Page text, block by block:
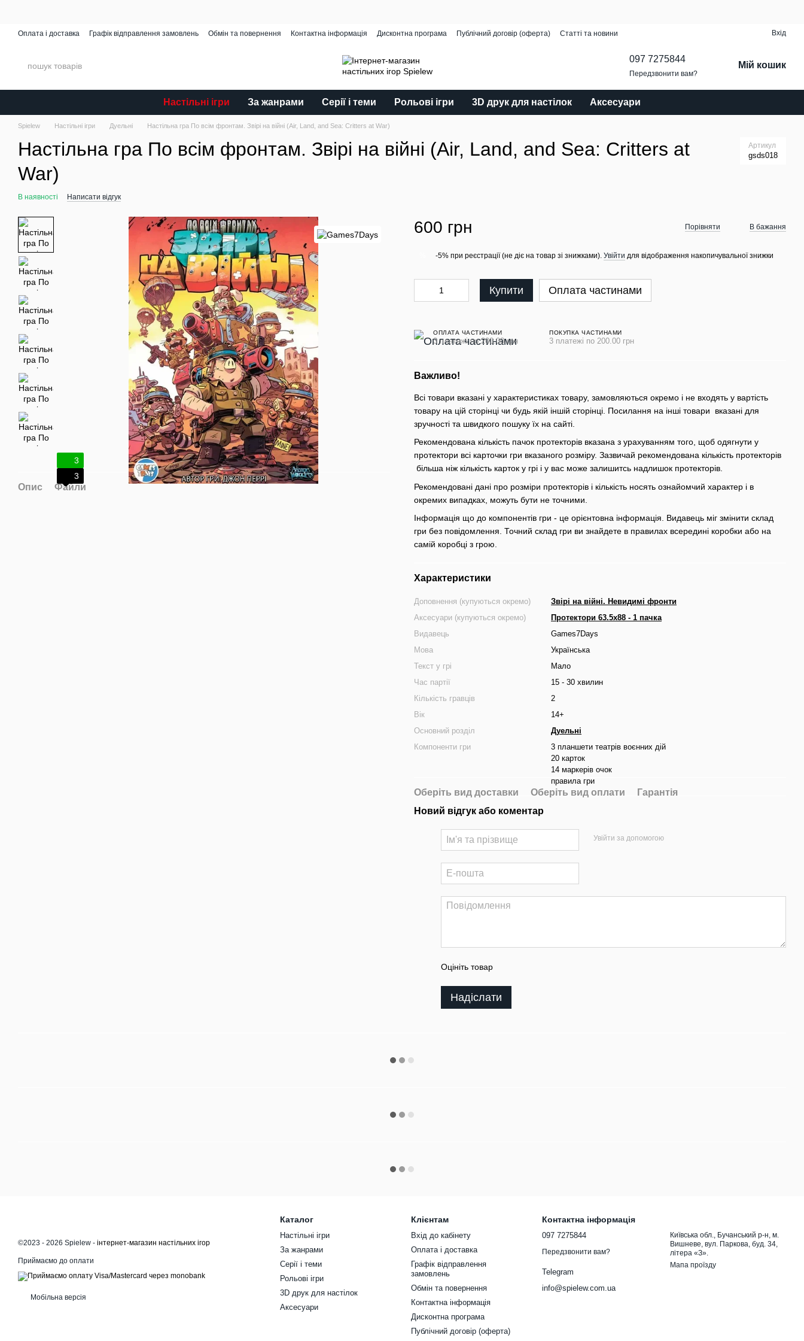
Оплата і доставка Графік відправлення замовлень Обмін та повернення Контактна інформація Дисконтна програма Публічний договір (оферта)
Статті та новини
Вхід
097 7275844
Передзвонити вам?
Мій кошик
Настільні ігри За жанрами Серії і теми Рольові ігри 3D друк для настілок Аксесуари
Spielew Настільні ігри Дуельні Настільна гра По всім фронтам. Звірі на війні (Air, Land, and Sea: Critters at War)
Настільна гра По всім фронтам. Звірі на війні (Air, Land, and Sea: Critters at
War)
Артикул
gsds018
В наявності Написати відгук
3
3
Опис Файли
600 грн Порівняти В бажання
-5% при реєстрації (не діє на товар зі знижками). Увійти для відображення накопичувальної знижки
Купити Оплата частинами
ОПЛАТА ЧАСТИНАМИ
3 платежі по 200.00 грн
ПОКУПКА ЧАСТИНАМИ
3 платежі по 200.00 грн
Важливо!
Всі товари вказані у характеристиках товару, замовляються окремо і не входять у вартість
товару на цій сторінці чи будь якій іншій сторінці. Посилання на інші товари вказані для
зручності та швидкого пошуку їх на сайті.
Рекомендована кількість пачок протекторів вказана з урахуванням того, щоб одягнути у
протектори всі карточки гри вказаного розміру. Зазвичай рекомендована кількість протекторів
більша ніж кількість карток у грі і у вас може залишитсь надлишок протекторів.
Рекомендовані дані про розміри протекторів і кількість носять ознайомчий характер і в
окремих випадках, можуть бути не точними.
Інформація що до компонентів гри - це орієнтовна інформація. Видавець міг змінити склад
гри без повідомлення. Точний склад гри ви знайдете в правилах всередині коробки або на
самій коробці з грою.
Характеристики
Доповнення (купуються окремо)
Звірі на війні. Невидимі фронти
Аксесуари (купуються окремо)
Протектори 63.5x88 - 1 пачка
Видавець
Games7Days
Мова
Українська
Текст у грі
Мало
Час партії
15 - 30 хвилин
Кількість гравців
2
Вік
14+
Основний розділ
Дуельні
Компоненти гри
3 планшети театрів воєнних дій
20 карток
14 маркерів очок
правила гри
Оберіть вид доставки Оберіть вид оплати
Гарантія
Новий відгук або коментар
Увійти за допомогою
Оцініть товар
Надіслати
©2023 - 2026 Spielew - інтернет-магазин настільних ігор
Приймаємо до оплати
Мобільна версія
Каталог
Настільні ігри
За жанрами
Серії і теми
Рольові ігри
3D друк для настілок
Аксесуари
Клієнтам
Вхід до кабінету
Оплата і доставка
Графік відправлення
замовлень
Обмін та повернення
Контактна інформація
Дисконтна програма
Публічний договір (оферта)
Контактна інформація
097 7275844
Передзвонити вам?
Telegram
info@spielew.com.ua
Київська обл., Бучанський р-н, м.
Вишневе, вул. Паркова, буд. 34,
літера «З».
Мапа проїзду